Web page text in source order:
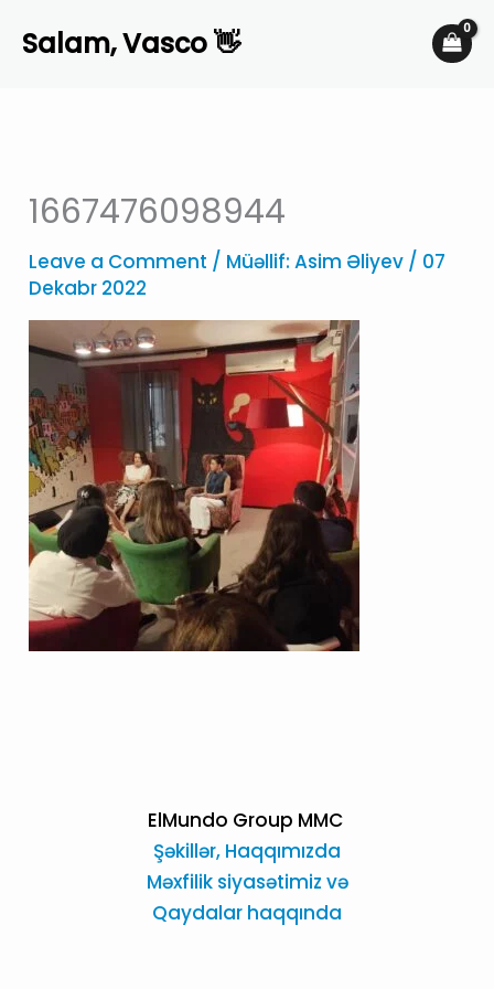
Salam, Vasco 👋
1667476098944
Leave a Comment / Müəllif:Asim Əliyev / 07
Dekabr 2022
ElMundo Group MMC
Şəkillər, Haqqımızda
Məxfilik siyasətimiz və
Qaydalar haqqında